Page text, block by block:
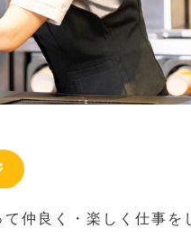
仲良く・楽しく仕事を